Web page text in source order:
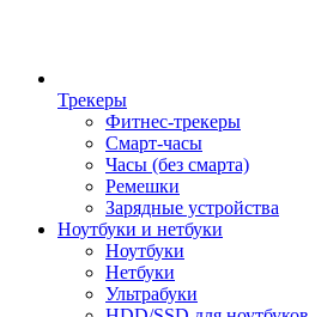
Трекеры
Фитнес-трекеры
Смарт-часы
Часы (без смарта)
Ремешки
Зарядные устройства
Ноутбуки и нетбуки
Ноутбуки
Нетбуки
Ультрабуки